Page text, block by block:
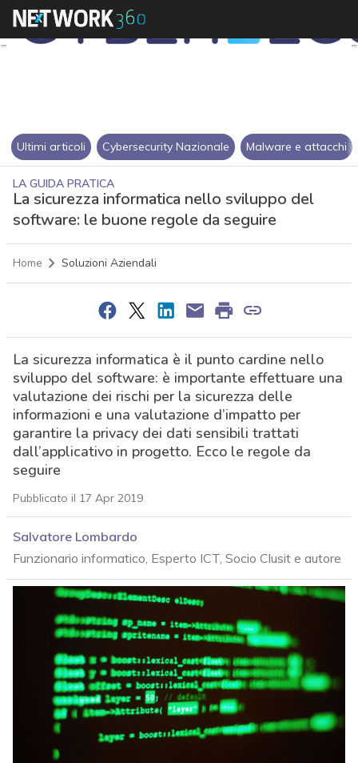
Ultimi articoli Cybersecurity Nazionale Malware e attacchi
LA GUIDA PRATICA
La sicurezza informatica nello sviluppo del
software: le buone regole da seguire
Home Soluzioni Aziendali
La sicurezza informatica è il punto cardine nello
sviluppo del software: è importante effettuare una
valutazione dei rischi per la sicurezza delle
informazioni e una valutazione d’impatto per
garantire la privacy dei dati sensibili trattati
dall’applicativo in progetto. Ecco le regole da
seguire
Pubblicato il 17 Apr 2019
Salvatore Lombardo
Funzionario informatico, Esperto ICT, Socio Clusit e autore